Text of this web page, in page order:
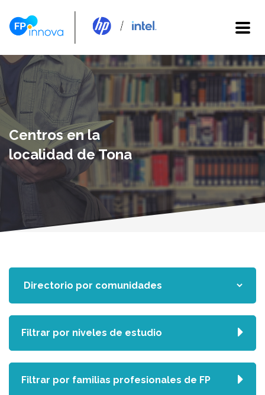
Centros en la
localidad de Tona
Filtrar por niveles de estudio
Filtrar por familias profesionales de FP